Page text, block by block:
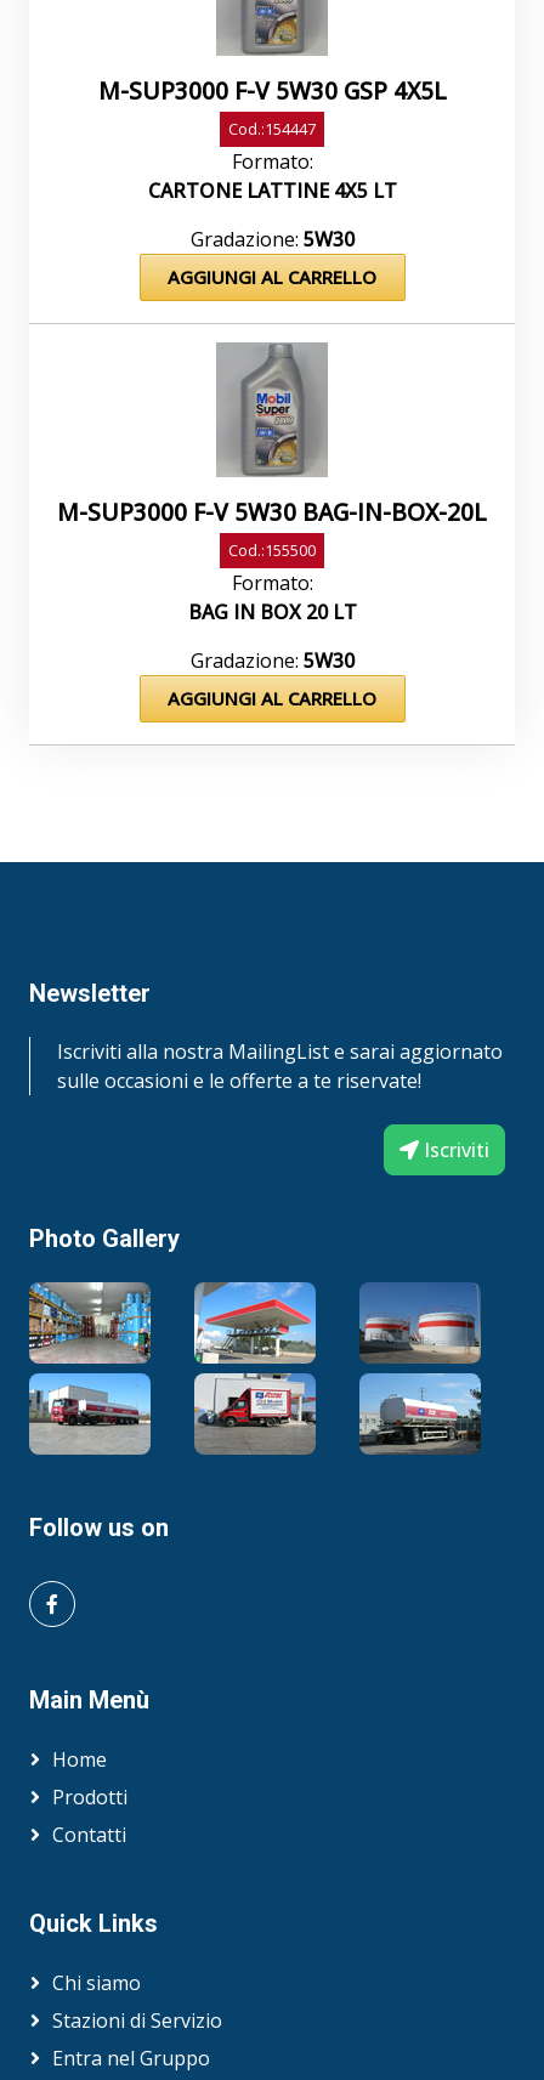
M-SUP3000 F-V 5W30 GSP 4X5L
Cod.:154447
Formato:
CARTONE LATTINE 4X5 LT
Gradazione: 5W30
AGGIUNGI AL CARRELLO
M-SUP3000 F-V 5W30 BAG-IN-BOX-20L
Cod.:155500
Formato:
BAG IN BOX 20 LT
Gradazione: 5W30
AGGIUNGI AL CARRELLO
Newsletter
Iscriviti alla nostra MailingList e sarai aggiornato
sulle occasioni e le offerte a te riservate!
Iscriviti
Photo Gallery
Follow us on
Main Menù
Home
Prodotti
Contatti
Quick Links
Chi siamo
Stazioni di Servizio
Entra nel Gruppo